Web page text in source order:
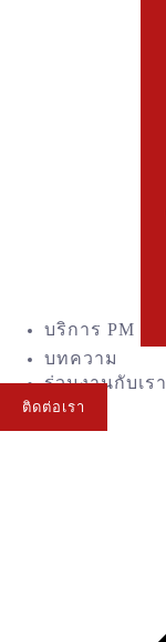
บริการ PM
บทความ
ร่วมงานกับเรา
ติดต่อเรา